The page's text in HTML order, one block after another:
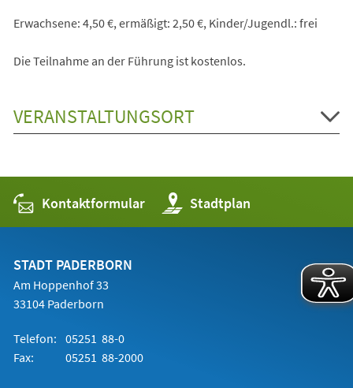
Erwachsene: 4,50 €, ermäßigt: 2,50 €, Kinder/Jugendl.: frei
Die Teilnahme an der Führung ist kostenlos.
VERANSTALTUNGSORT
Kontaktformular Stadtplan
(Öffnet
in
einem
STADT PADERBORN
Am Hoppenhof 33
33104 Paderborn
Telefon: 05251 88-0
Fax:
05251 88-2000